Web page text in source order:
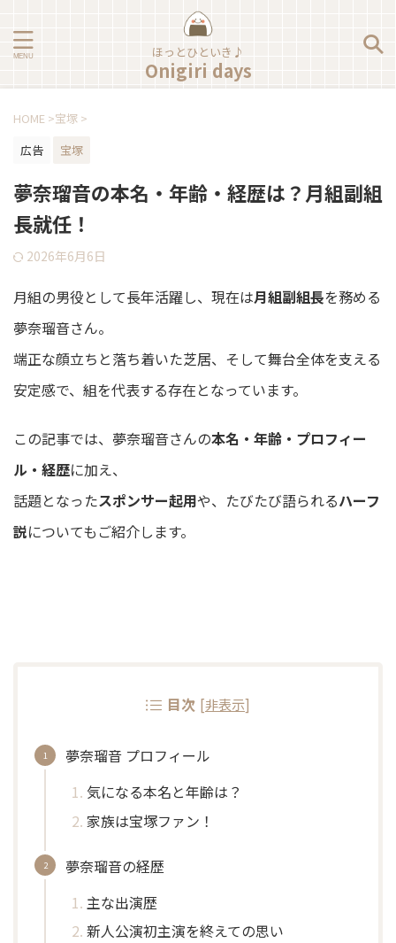
ほっとひといき♪
Onigiri days
HOME >宝塚 >
広告
宝塚
夢奈瑠音の本名・年齢・経歴は？月組副組
長就任！
2026年6月6日
月組の男役として長年活躍し、現在は月組副組長を務める
夢奈瑠音さん。
端正な顔立ちと落ち着いた芝居、そして舞台全体を支える
安定感で、組を代表する存在となっています。
この記事では、夢奈瑠音さんの本名・年齢・プロフィー
ル・経歴に加え、
話題となったスポンサー起用や、たびたび語られるハーフ
説についてもご紹介します。
目次 [非表示]
夢奈瑠音 プロフィール
気になる本名と年齢は？
家族は宝塚ファン！
夢奈瑠音の経歴
主な出演歴
新人公演初主演を終えての思い